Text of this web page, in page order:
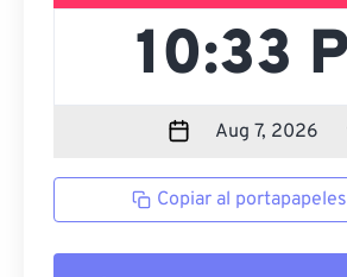
Copiar al portapapeles